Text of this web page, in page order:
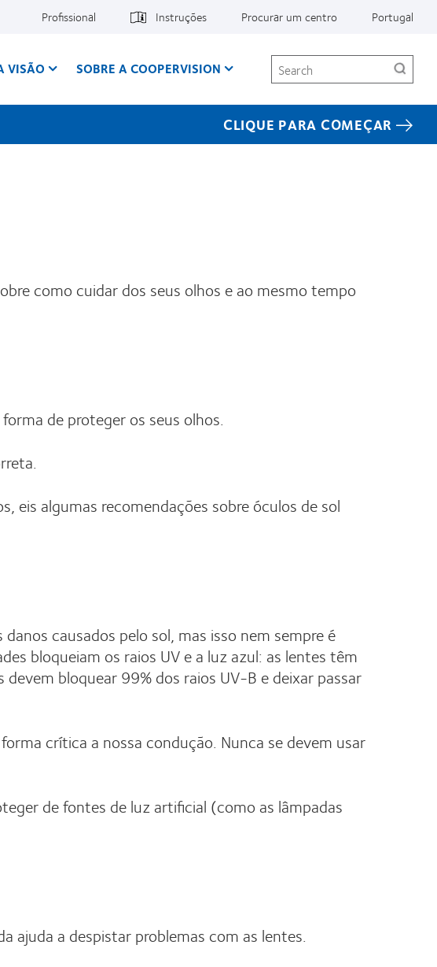
Profissional Instruções Procurar um centro Portugal
VISÃO SOBRE A COOPERVISION Search
CLIQUE PARA COMEÇAR
como cuidar dos seus olhos e ao mesmo tempo
de proteger os seus olhos.
eis algumas recomendações sobre óculos de sol
causados pelo sol, mas isso nem sempre é
bloqueiam os raios UV e a luz azul: as lentes têm
bloquear 99% dos raios UV-B e deixar passar
crítica a nossa condução. Nunca se devem usar
de fontes de luz artificial (como as lâmpadas
ajuda a despistar problemas com as lentes.